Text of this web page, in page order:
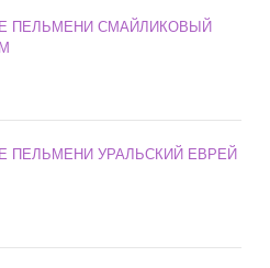
ПЕЛЬМЕНИ СМАЙЛИКОВЫЙ
ПЕЛЬМЕНИ УРАЛЬСКИЙ ЕВРЕЙ